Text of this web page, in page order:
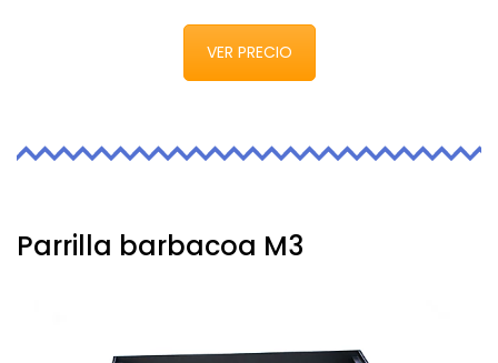
VER PRECIO
Parrilla barbacoa M3